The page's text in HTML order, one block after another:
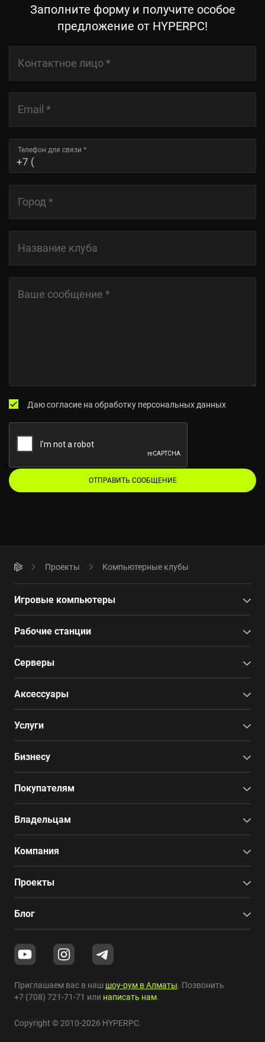
Заполните форму и получите особое
предложение от HYPERPC!
Контактное лицо*
Email *
Телефон для связи *
Город *
Название клуба
Ваше сообщение *
Даю согласие на обработку персональных данных
ОТПРАВИТЬ СООБЩЕНИЕ
Проекты Компьютерные клубы
Игровые компьютеры
Рабочие станции
Серверы
Аксессуары
Услуги
Бизнесу
Покупателям
Владельцам
Компания
Проекты
Блог
Приглашаем вас в наш шоу-рум в Алматы. Позвонить
+7 (708) 721-71-71 или написать нам.
Copyright © 2010-2026 HYPERPC.